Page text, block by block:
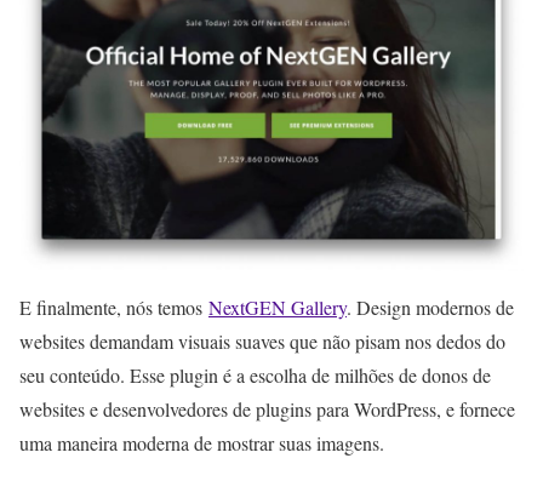
E finalmente, nós temos NextGEN Gallery. Design modernos de
websites demandam visuais suaves que não pisam nos dedos do
seu conteúdo. Esse plugin é a escolha de milhões de donos de
websites e desenvolvedores de plugins para WordPress, e fornece
uma maneira moderna de mostrar suas imagens.